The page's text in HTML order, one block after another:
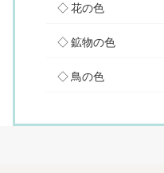
花の色
鉱物の色
鳥の色